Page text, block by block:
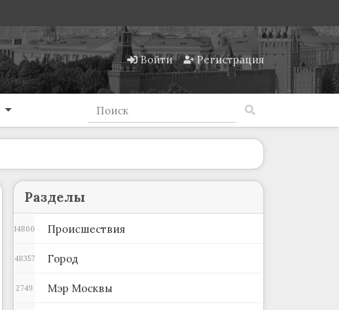
Войти Регистрация
Разделы
Происшествия
14866
Город
48357
Мэр Москвы
2749